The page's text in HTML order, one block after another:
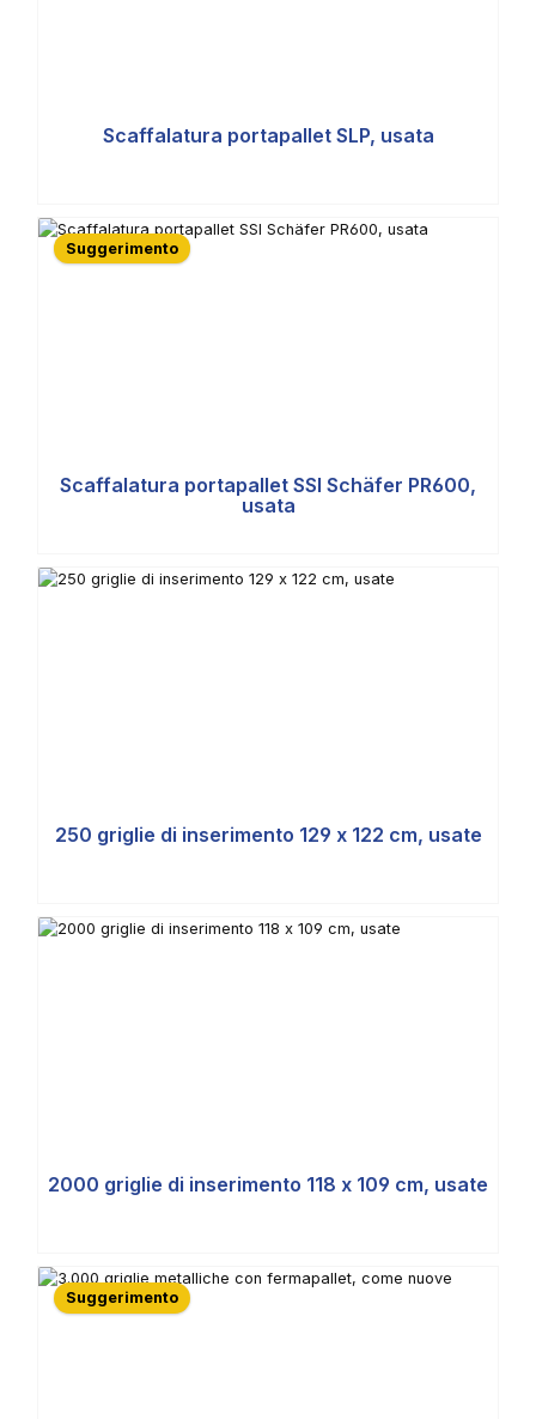
Scaffalatura portapallet SLP, usata
Suggerimento
Scaffalatura portapallet SSI Schäfer PR600,
usata
250 griglie di inserimento 129 x 122 cm, usate
2000 griglie di inserimento 118 x 109 cm, usate
Suggerimento